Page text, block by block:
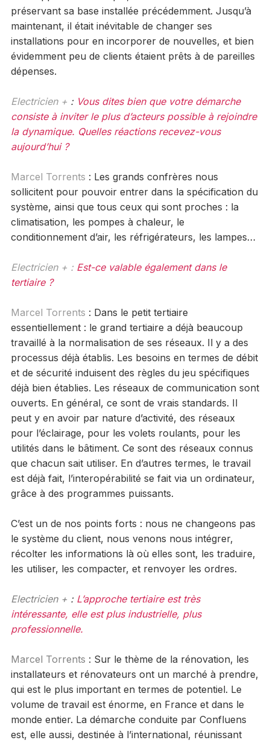
préservant sa base installée précédemment. Jusqu’à
maintenant, il était inévitable de changer ses
installations pour en incorporer de nouvelles, et bien
évidemment peu de clients étaient prêts à de pareilles
dépenses.
Electricien + : Vous dites bien que votre démarche
consiste à inviter le plus d’acteurs possible à rejoindre
la dynamique. Quelles réactions recevez-vous
aujourd’hui ?
Marcel Torrents : Les grands confrères nous
sollicitent pour pouvoir entrer dans la spécification du
système, ainsi que tous ceux qui sont proches : la
climatisation, les pompes à chaleur, le
conditionnement d’air, les réfrigérateurs, les lampes…
Electricien + : Est-ce valable également dans le
tertiaire ?
Marcel Torrents : Dans le petit tertiaire
essentiellement : le grand tertiaire a déjà beaucoup
travaillé à la normalisation de ses réseaux. Il y a des
processus déjà établis. Les besoins en termes de débit
et de sécurité induisent des règles du jeu spécifiques
déjà bien établies. Les réseaux de communication sont
ouverts. En général, ce sont de vrais standards. Il
peut y en avoir par nature d’activité, des réseaux
pour l’éclairage, pour les volets roulants, pour les
utilités dans le bâtiment. Ce sont des réseaux connus
que chacun sait utiliser. En d’autres termes, le travail
est déjà fait, l’interopérabilité se fait via un ordinateur,
grâce à des programmes puissants.
C’est un de nos points forts : nous ne changeons pas
le système du client, nous venons nous intégrer,
récolter les informations là où elles sont, les traduire,
les utiliser, les compacter, et renvoyer les ordres.
Electricien + : L’approche tertiaire est très
intéressante, elle est plus industrielle, plus
professionnelle.
Marcel Torrents : Sur le thème de la rénovation, les
installateurs et rénovateurs ont un marché à prendre,
qui est le plus important en termes de potentiel. Le
volume de travail est énorme, en France et dans le
monde entier. La démarche conduite par Confluens
est, elle aussi, destinée à l’international, réunissant